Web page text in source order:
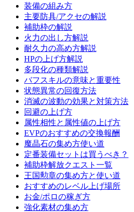
装備の組み方
主要防具/アクセの解説
補助枠の解説
火力の出し方解説
耐久力の高め方解説
HPの上げ方解説
多段化の種類解説
バフスキルの意味と重要性
状態異常の回復方法
消滅の波動の効果と対策方法
回避の上げ方
属性相性と属性値の上げ方
EVPのおすすめの交換報酬
魔晶石の集め方使い道
定番装備セットは買うべき？
補助枠解放クエスト一覧
王国勲章の集め方と使い道
おすすめのレベル上げ場所
お金/ポロの稼ぎ方
強化素材の集め方